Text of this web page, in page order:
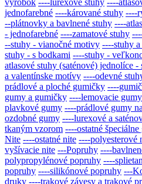
výrobok ----lurexové stuhy ----
jednofarebné ----kárované stuhy ----
--plátnovky a bavlnené stuhy ----
- jednofarebné ----zamatové stuhy
--stuhy - vianočné motivy ----stuhy
stuhy - s bodkami ----stuhy -
atlasové stuhy (saténové) jednolíce -
a valentínske motívy ----odevné
prádlové a ploché gumičky ----
gumy a gumičky ----lemovacie gumy
plavkové gumy ----prádlové gumy
ozdobné gumy ----lurexové a
tkaným vzorom ----ostatné
Nite ----ostatné nite ----polyesterové
vyšívacie nite ---Popruhy ----
polypropylénové popruhy ----
popruhy ----silikónové popruhy ---
druky ----trakové závesy a trakové